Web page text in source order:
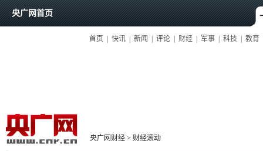
央广网首页
首页 快讯 新闻 评论 财经 军事 科技 教育
央广网财经 > 财经滚动